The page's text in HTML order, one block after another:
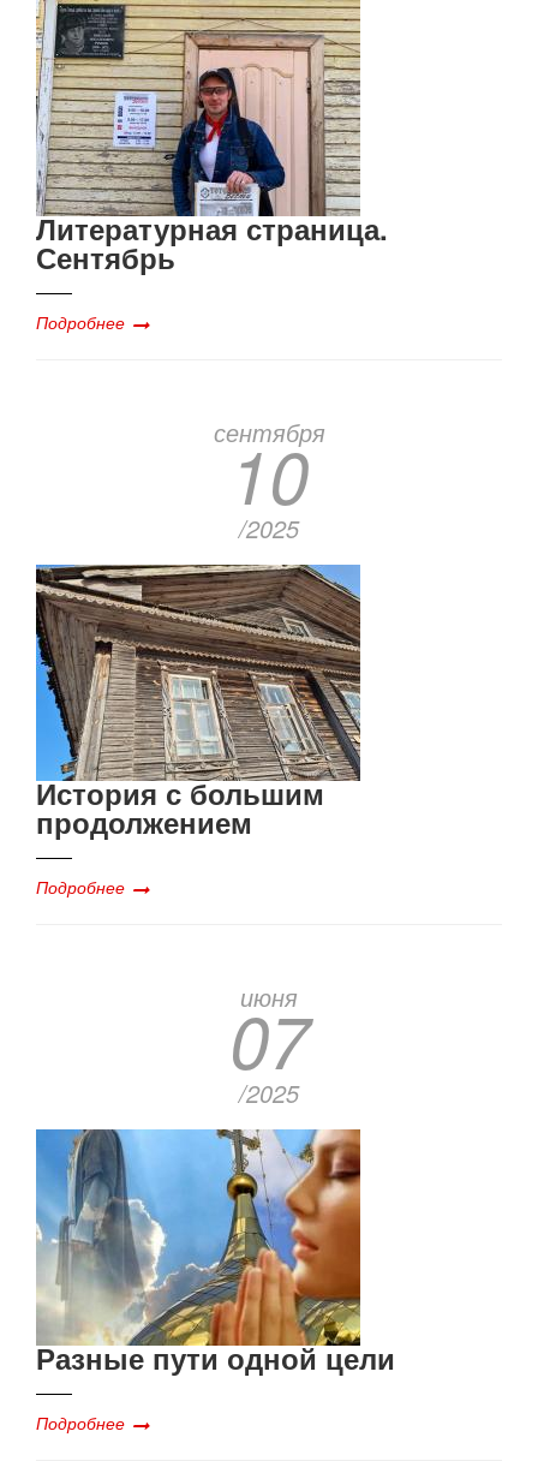
Литературная страница.
Сентябрь
Подробнее
сентября
10
/2025
История с большим
продолжением
Подробнее
июня
07
/2025
Разные пути одной цели
Подробнее